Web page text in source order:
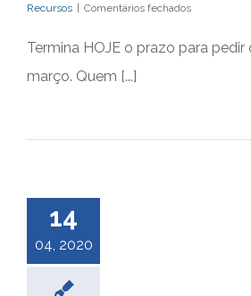
Recursos
Comentários fechadosem
Extraordinário
à
Termina HOJE o prazo para
março. Quem [...]
14
04, 2020